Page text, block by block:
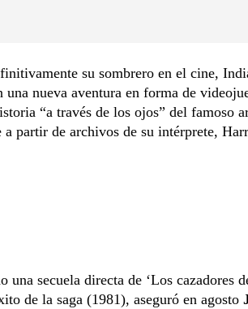
su sombrero en el cine,
una nueva aventura en forma de
“a través de los ojos” del famoso
a partir de archivos de su intérprete,
una secuela directa de ‘Los cazadores
de la saga (1981), aseguró en agosto